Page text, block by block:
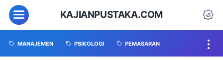
KAJIANPUSTAKA.COM
MANAJEMEN PSIKOLOGI PEMASARAN